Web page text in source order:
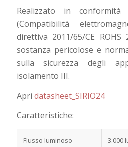
Realizzato in
(Compatibilità
direttiva 2011/65/CE
sostanza pericolose e
sulla sicurezza degli
isolamento III.
Apri datasheet_SIRIO24
Caratteristiche:
Flusso luminoso 3.000